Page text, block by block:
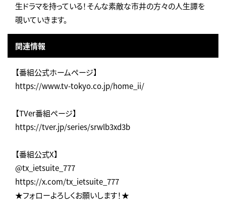
生ドラマを持っている！そんな素敵な市井の方々の人生譚を
覗いていきます。
関連情報
【番組公式ホームページ】
https://www.tv-tokyo.co.jp/home_ii/
【TVer番組ページ】
https://tver.jp/series/srwlb3xd3b
【番組公式X】
@tx_ietsuite_777
https://x.com/tx_ietsuite_777
★フォローよろしくお願いします！★